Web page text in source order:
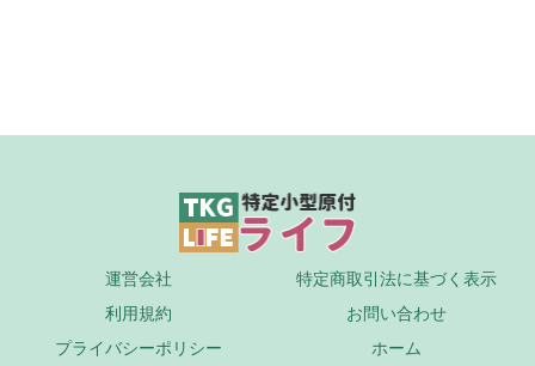
運営会社
特定商取引法に基づく表示
利用規約
お問い合わせ
プライバシーポリシー
ホーム